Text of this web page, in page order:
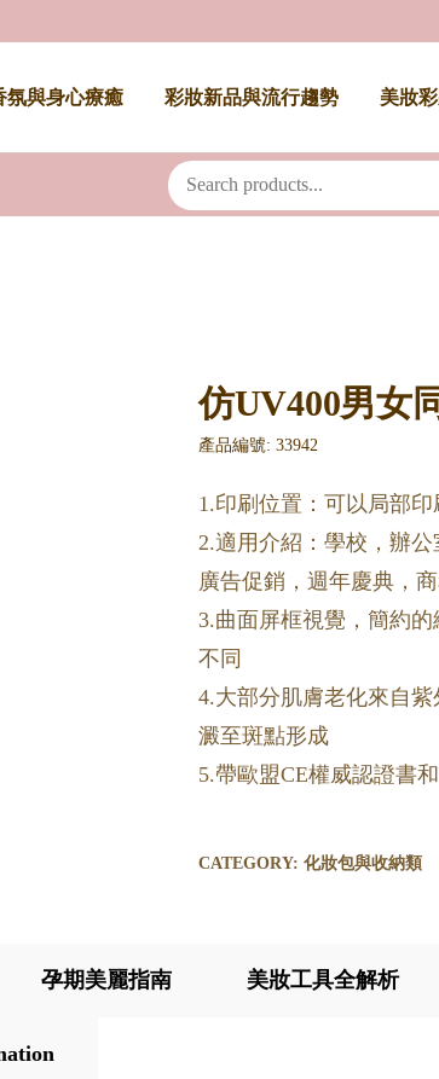
氛與身心療癒 彩妝新品與流行趨勢 美妝
仿UV400男女
產品編號: 33942
1.印刷位置：可以局部
2.適用介紹：學校，辦
廣告促銷，週年慶典，
3.曲面屏框視覺，簡約
不同
4.大部分肌膚老化來自
澱至斑點形成
5.帶歐盟CE權威認證書
CATEGORY: 化妝包與收納類
孕期美麗指南 美妝工具全解析